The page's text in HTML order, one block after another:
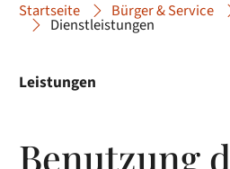
Startseite Bürger & Service
Dienstleistungen
Leistungen
Benutzung